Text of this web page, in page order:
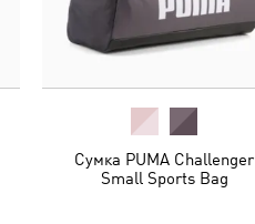
Сумка PUMA Challenger
Small Sports Bag